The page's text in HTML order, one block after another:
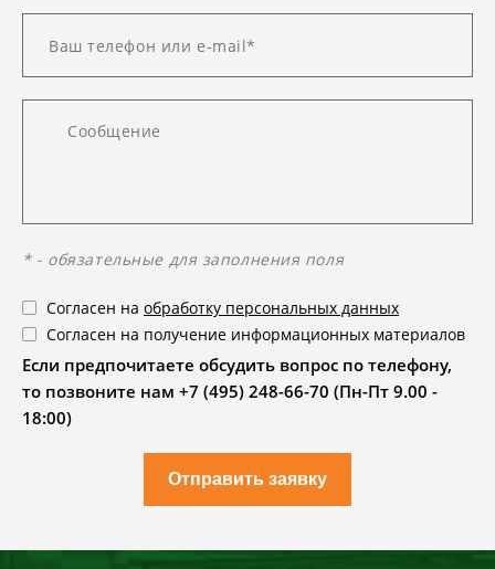
* - обязательные для заполнения поля
Согласен на обработку персональных данных
Согласен на получение информационных материалов
Если предпочитаете обсудить вопрос по телефону,
то позвоните нам +7 (495) 248-66-70 (Пн-Пт 9.00 -
18:00)
Отправить заявку